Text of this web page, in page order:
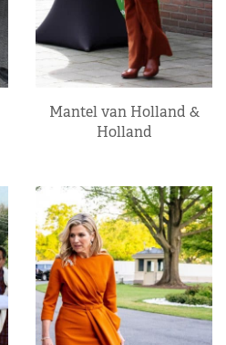
Mantel van Holland &
Holland